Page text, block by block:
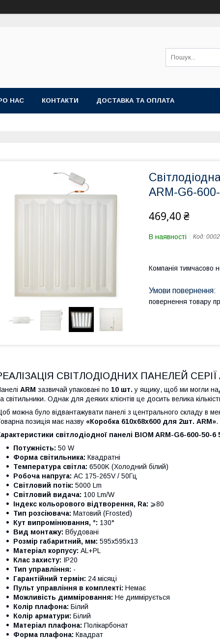
НАС КОНТАКТИ ДОСТАВКА ТА ОПЛАТА
ARM-G6-
469,40 ₴
В наявності Код:
Компанія тимчасово
повернення товару
СВІТЛОДІОДНИХ ПАНЕЛЕЙ
ARM зазвичай упаковані по 10 шт. у ящику, щоб ми могли
світильники. Однак для деяких клієнтів це досить велика
можна було відвантажувати панелі з центрального складу в
позиція має назву «Коробка 610х68х600 для 2шт. ARM».
світлодіодної панелі BIOM ARM-G6-600-50-6
Потужність: 50 W
Форма світильника: Квадратні
Температура світла: 6500K (Холодний білий)
Робоча напруга: AC 175-265V / 50Гц
Світловий потік: 5000 Lm
Світловий видача: 100 Lm/W
Індекс кольорового відтворення, Ra: ⩾80
Тип розсіювача: Матовий (Frosted)
Кут випромінювання, °: 130°
Вид монтажу: Вбудовані
Розмір габаритний, мм: 595x595x13
Матеріал корпусу: AL+PL
Клас захисту: IP20
Тип управління: -
Гарантійний термін: 24 місяці
Пульт управління в комплекті: Немає
Можливість димміровання: Не диммірується
Колір плафона: Білий
Колір арматури: Білий
Матеріал плафона: Полікарбонат
Форма плафона: Квадрат